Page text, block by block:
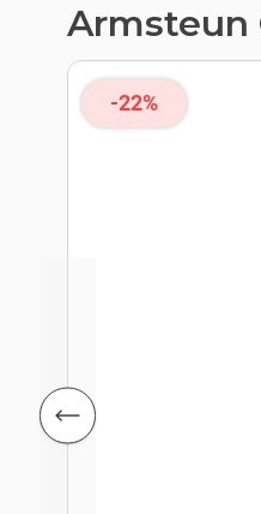
Armsteun
-22%